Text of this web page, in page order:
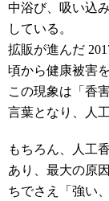
中浴び、吸い込
している。
拡販が進んだ
頃から健康被害
この現象は「香
言葉となり、人
もちろん、人工
あり、最大の原
ちでさえ「強い